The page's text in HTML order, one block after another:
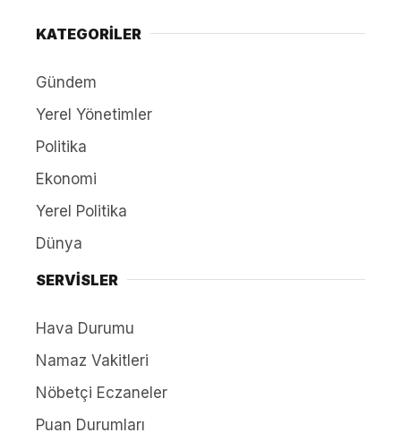
KATEGORİLER
Gündem
Yerel Yönetimler
Politika
Ekonomi
Yerel Politika
Dünya
SERVİSLER
Hava Durumu
Namaz Vakitleri
Nöbetçi Eczaneler
Puan Durumları